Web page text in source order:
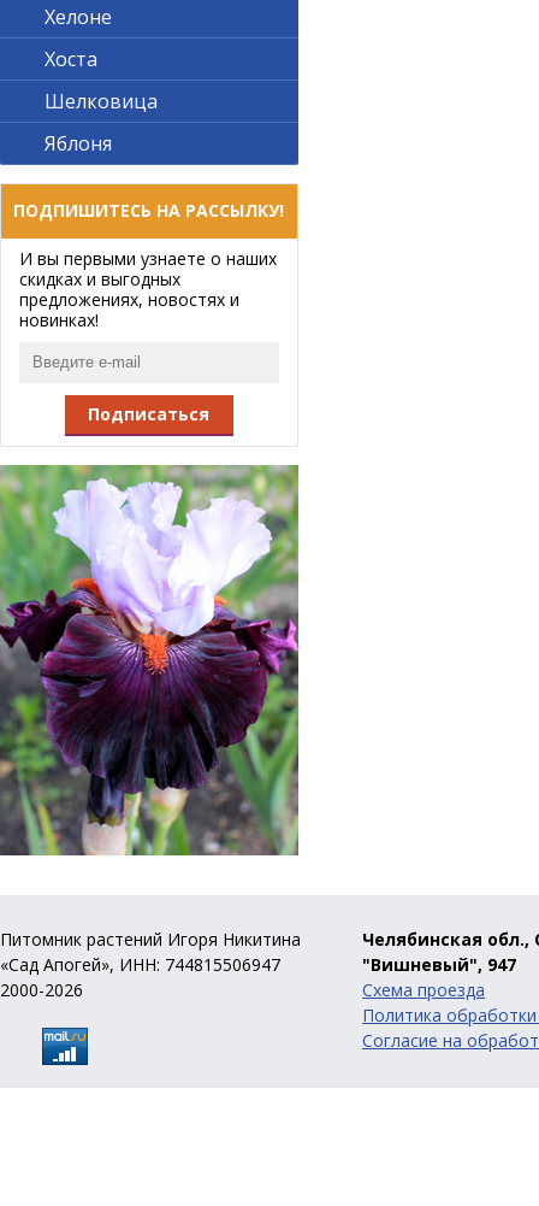
Хелоне
Хоста
Шелковица
Яблоня
ПОДПИШИТЕСЬ НА РАССЫЛКУ!
И вы первыми узнаете о наших
скидках и выгодных
предложениях, новостях и
новинках!
Подписаться
Питомник растений Игоря Никитина
«Сад Апогей», ИНН: 744815506947
2000-2026
Челябинская обл.,
"Вишневый", 947
Схема проезда
Политика
Согласие на